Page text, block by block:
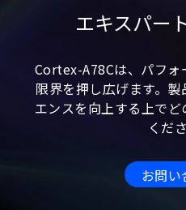
エキスパー
Cortex-A78Cは、パフォ
限界を押し広げます。
エンスを向上する上で
くだ
お問い